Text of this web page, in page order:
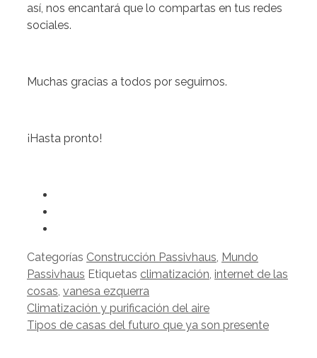
así, nos encantará que lo compartas en tus redes
sociales.
Muchas gracias a todos por seguirnos.
¡Hasta pronto!
Categorías Construcción Passivhaus Mundo
Passivhaus Etiquetas climatización internet de las
cosas vanesa ezquerra
Climatización y purificación del aire
Tipos de casas del futuro que ya son presente